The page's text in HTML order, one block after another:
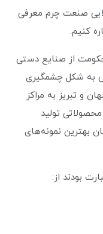
صنعت چرم معرفی
کنیم.
از صنایع دستی
به شکل چشمگیری
و تبریز به مراکز
تولید
بهترین نمونه‌های
بودند از: